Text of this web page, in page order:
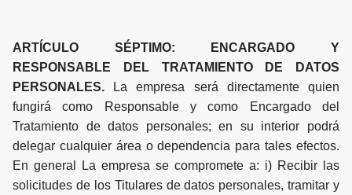
ARTÍCULO SÉPTIMO: ENCARGADO Y
RESPONSABLE DEL TRATAMIENTO DE DATOS
PERSONALES. La empresa será directamente quien
fungirá como Responsable y como Encargado del
Tratamiento de datos personales; en su interior podrá
delegar cualquier área o dependencia para tales efectos.
En general La empresa se compromete a: i) Recibir las
solicitudes de los Titulares de datos personales, tramitar y